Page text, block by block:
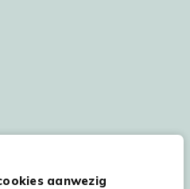
aanwezig